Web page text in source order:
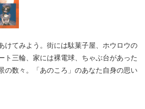
けてみよう。街には駄菓子屋、ホウロウの
ト三輪、家には裸電球、ちゃぶ台があった
数々。「あのころ」のあなた自身の思い